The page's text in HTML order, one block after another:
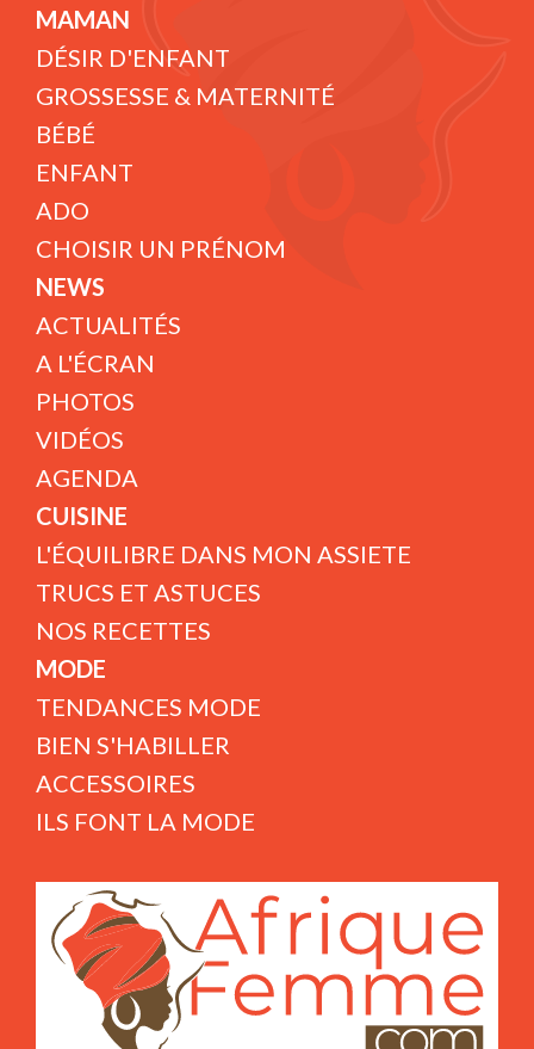
MAMAN
DÉSIR D'ENFANT
GROSSESSE & MATERNITÉ
BÉBÉ
ENFANT
ADO
CHOISIR UN PRÉNOM
NEWS
ACTUALITÉS
A L'ÉCRAN
PHOTOS
VIDÉOS
AGENDA
CUISINE
L'ÉQUILIBRE DANS MON ASSIETE
TRUCS ET ASTUCES
NOS RECETTES
MODE
TENDANCES MODE
BIEN S'HABILLER
ACCESSOIRES
ILS FONT LA MODE